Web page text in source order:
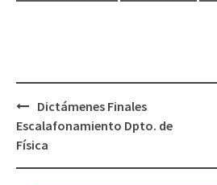
Navegación
de
entradas
Dictámenes Finales
Escalafonamiento Dpto. de
Física